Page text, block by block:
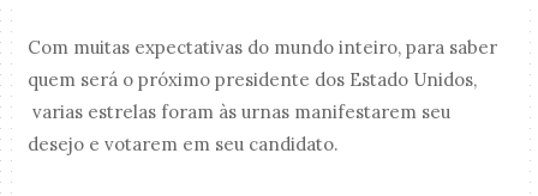
Com muitas expectativas do mundo inteiro, para saber
quem será o próximo presidente dos Estado Unidos,
varias estrelas foram às urnas manifestarem seu
desejo e votarem em seu candidato.